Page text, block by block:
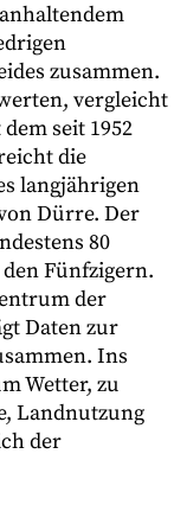
zusammen.
vergleicht
seit 1952
die
langjährigen
Dürre. Der
80
Fünfzigern.
der
Daten zur
Ins
Wetter, zu
Landnutzung
der